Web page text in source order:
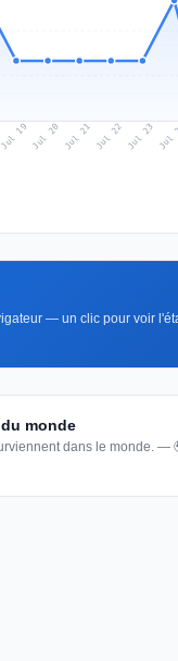
Jul 19 Jul 20 Jul 21 Jul 22 Jul 23 Jul
— un clic pour voir
monde
dans le monde. —